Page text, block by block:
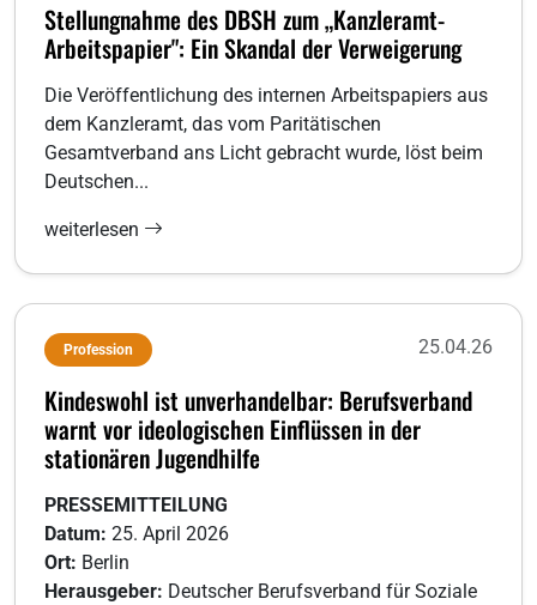
Stellungnahme des DBSH zum „Kanzleramt-
Arbeitspapier": Ein Skandal der Verweigerung
Die Veröffentlichung des internen Arbeitspapiers aus
dem Kanzleramt, das vom Paritätischen
Gesamtverband ans Licht gebracht wurde, löst beim
Deutschen...
weiterlesen
Profession 25.04.26
Kindeswohl ist unverhandelbar: Berufsverband
warnt vor ideologischen Einflüssen in der
stationären Jugendhilfe
PRESSEMITTEILUNG
Datum: 25. April 2026
Ort: Berlin
Herausgeber: Deutscher Berufsverband für Soziale